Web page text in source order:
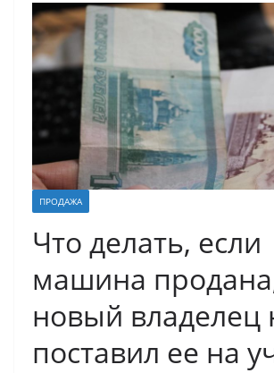
ПРОДАЖА
Что делать, если
машина
новый владелец
поставил ее на